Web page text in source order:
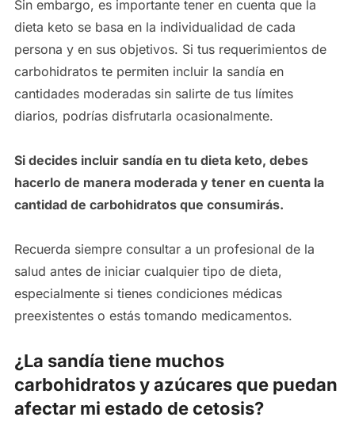
Sin embargo, es importante tener en cuenta que la
dieta keto se basa en la individualidad de cada
persona y en sus objetivos. Si tus requerimientos de
carbohidratos te permiten incluir la sandía en
cantidades moderadas sin salirte de tus límites
diarios, podrías disfrutarla ocasionalmente.
Si decides incluir sandía en tu dieta keto, debes
hacerlo de manera moderada y tener en cuenta la
cantidad de carbohidratos que consumirás.
Recuerda siempre consultar a un profesional de la
salud antes de iniciar cualquier tipo de dieta,
especialmente si tienes condiciones médicas
preexistentes o estás tomando medicamentos.
¿La sandía tiene muchos
carbohidratos y azúcares que puedan
afectar mi estado de cetosis?